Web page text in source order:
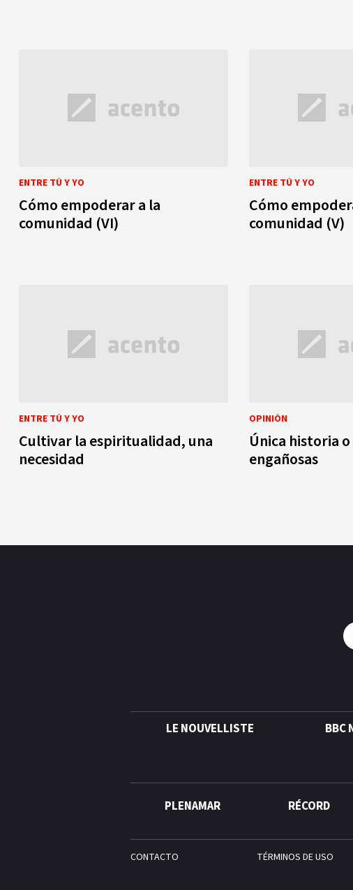
ENTRE TÚ Y YO
Cómo empoderar a la
comunidad (VI)
ENTRE TÚ Y YO
Cómo
comunidad (V)
ENTRE TÚ Y YO
Cultivar la espiritualidad, una
necesidad
OPINIÓN
Única historia
engañosas
LE NOUVELLISTE BBC
PLENAMAR RÉCORD
CONTACTO TÉRMINOS DE USO